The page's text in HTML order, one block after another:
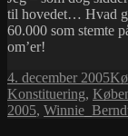
til hovedet… Hvad
60.000 som stemte
om’er!
Udgivet
i
4. december 2005
Konstituering,
2005,